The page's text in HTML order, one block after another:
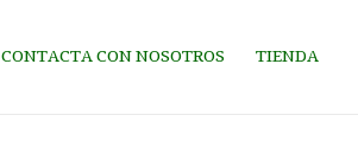
CONTACTA CON NOSOTROS TIENDA